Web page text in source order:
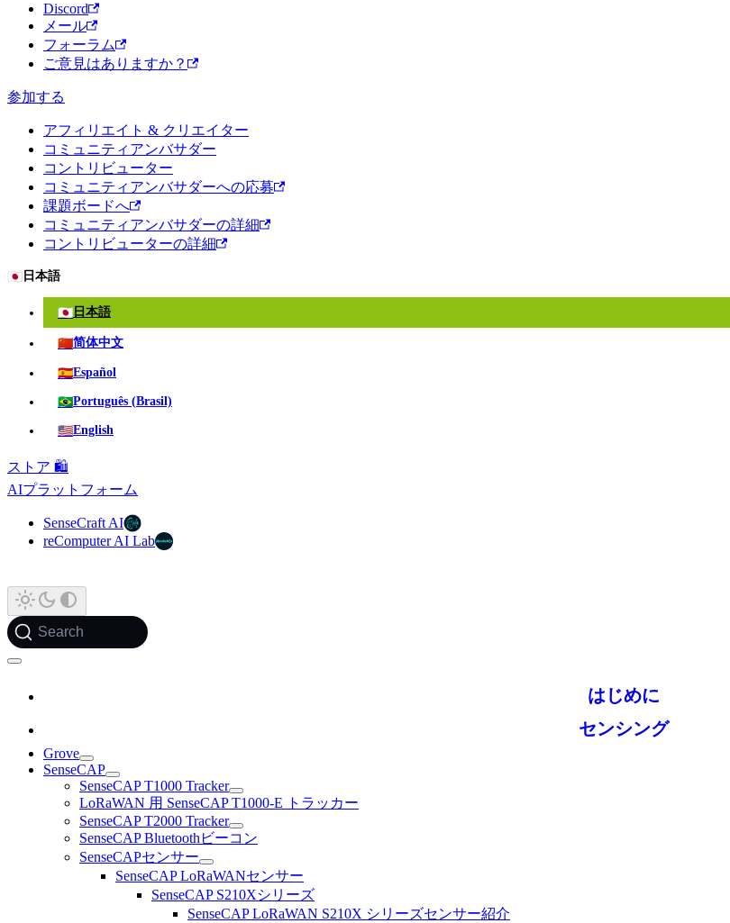
Discord
メール
フォーラム
ご意見はありますか？
参加する
アフィリエイト & クリエイター
コミュニティアンバサダー
コントリビューター
コミュニティアンバサダーへの応募
課題ボードへ
コミュニティアンバサダーの詳細
コントリビューターの詳細
🇯🇵 日本語
🇯🇵 日本語
🇨🇳简体中文
🇪🇸Español
🇧🇷Português (Brasil)
🇺🇸English
ストア 🛍️
AIプラットフォーム
SenseCraft AI
reComputer AI Lab
Search
はじめに
センシング
Grove
SenseCAP
SenseCAP T1000 Tracker
LoRaWAN 用 SenseCAP T1000-E トラッカー
SenseCAP T2000 Tracker
SenseCAP Bluetoothビーコン
SenseCAPセンサー
SenseCAP LoRaWANセンサー
SenseCAP S210Xシリーズ
SenseCAP LoRaWAN S210X シリーズセンサー紹介